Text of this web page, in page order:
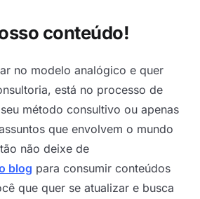
conteúdo!
no modelo analógico e quer
está no processo de
método consultivo ou apenas
que envolvem o mundo
não deixe de
blog para consumir conteúdos
que quer se atualizar e busca